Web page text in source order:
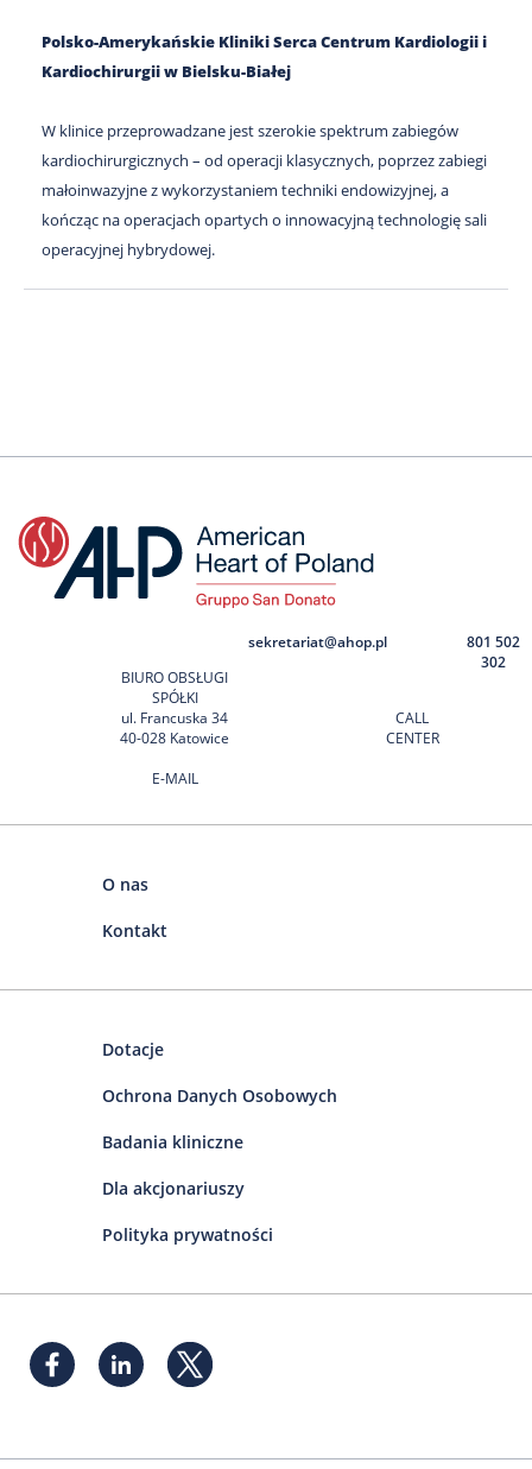
Polsko-Amerykańskie Kliniki Serca Centrum Kardiologii i
Kardiochirurgii w Bielsku-Białej
W klinice przeprowadzane jest szerokie spektrum zabiegów
kardiochirurgicznych – od operacji klasycznych, poprzez zabiegi
małoinwazyjne z wykorzystaniem techniki endowizyjnej, a
kończąc na operacjach opartych o innowacyjną technologię sali
operacyjnej hybrydowej.
BIURO OBSŁUGI
SPÓŁKI
ul. Francuska 34
40-028 Katowice
E-MAIL
sekretariat@ahop.pl
CALL
CENTER
801 502
302
O nas
Kontakt
Dotacje
Ochrona Danych Osobowych
Badania kliniczne
Dla akcjonariuszy
Polityka prywatności